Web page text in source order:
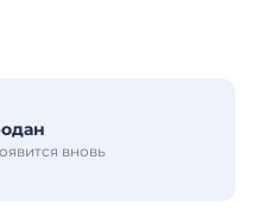
вновь